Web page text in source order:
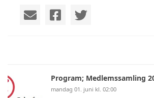
Program; Medlemssamling
mandag 01. juni kl. 02:00